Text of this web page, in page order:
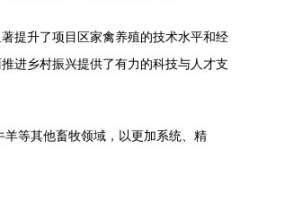
提升了项目区家禽养殖的技术水平和经
进乡村振兴提供了有力的科技与人才支
等其他畜牧领域，以更加系统、精